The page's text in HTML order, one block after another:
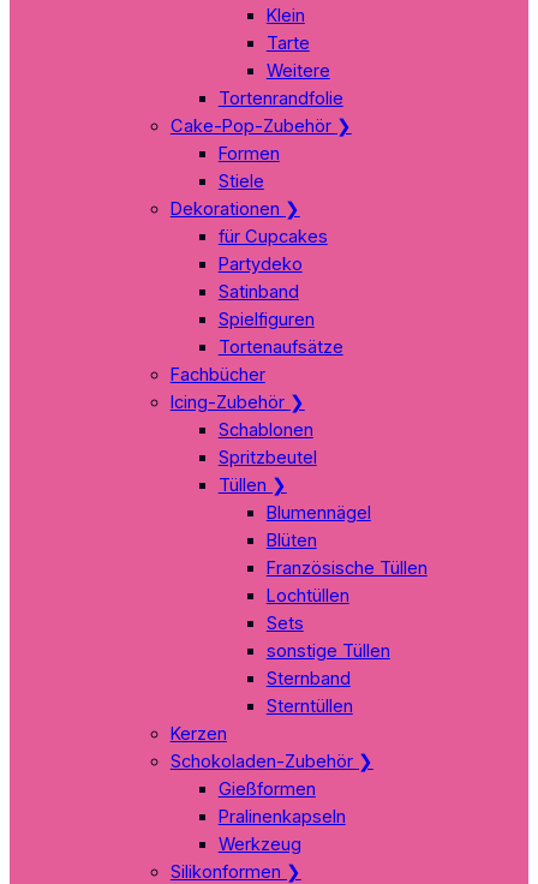
Klein
Tarte
Weitere
Tortenrandfolie
Cake-Pop-Zubehör ❯
Formen
Stiele
Dekorationen ❯
für Cupcakes
Partydeko
Satinband
Spielfiguren
Tortenaufsätze
Fachbücher
Icing-Zubehör ❯
Schablonen
Spritzbeutel
Tüllen ❯
Blumennägel
Blüten
Französische Tüllen
Lochtüllen
Sets
sonstige Tüllen
Sternband
Sterntüllen
Kerzen
Schokoladen-Zubehör ❯
Gießformen
Pralinenkapseln
Werkzeug
Silikonformen ❯